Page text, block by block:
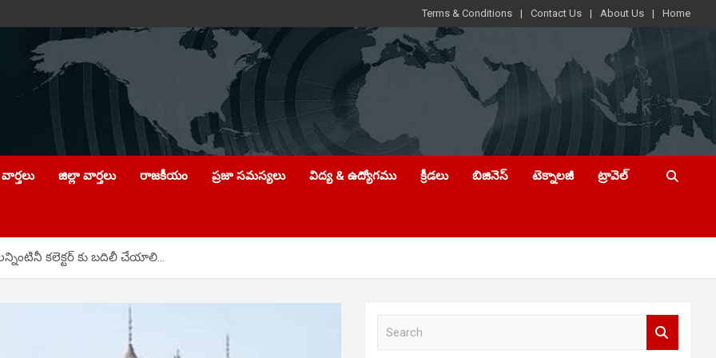
Terms & Conditions Contact Us About Us Home
జిల్లా వార్తలు రాజకీయం ప్రజా సమస్యలు విద్య & ఉద్యోగము క్రీడలు బిజినెస్ టెక్నాలజీ ట్రావెల్
కలెక్టర్ కు బదిలీ చేయాలి…